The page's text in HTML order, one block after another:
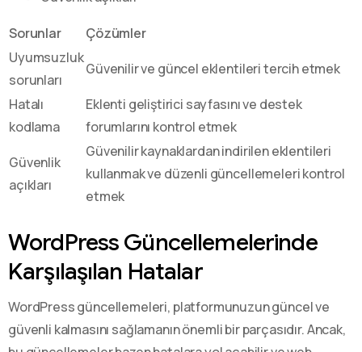
Sorunlar
Çözümler
Uyumsuzluk
sorunları
Güvenilir ve güncel eklentileri tercih etmek
Hatalı
kodlama
Eklenti geliştirici sayfasını ve destek
forumlarını kontrol etmek
Güvenlik
açıkları
Güvenilir kaynaklardan indirilen eklentileri
kullanmak ve düzenli güncellemeleri kontrol
etmek
WordPress Güncellemelerinde
Karşılaşılan Hatalar
WordPress güncellemeleri, platformunuzun güncel ve
güvenli kalmasını sağlamanın önemli bir parçasıdır. Ancak,